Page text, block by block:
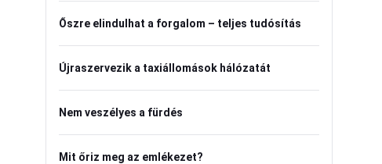
Őszre elindulhat a forgalom – teljes tudósítás
Újraszervezik a taxiállomások hálózatát
Nem veszélyes a fürdés
Mit őriz meg az emlékezet?